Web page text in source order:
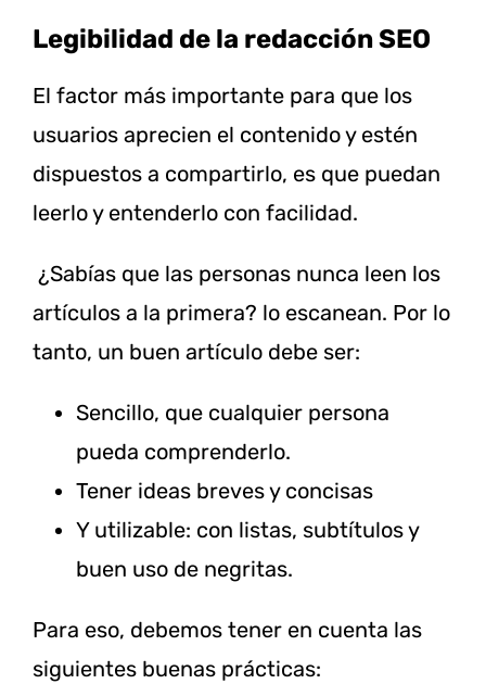
Legibilidad de la redacción SEO
El factor más importante para que los
usuarios aprecien el contenido y estén
dispuestos a compartirlo, es que puedan
leerlo y entenderlo con facilidad.
¿Sabías que las personas nunca leen los
artículos a la primera? lo escanean. Por lo
tanto, un buen artículo debe ser:
Sencillo, que cualquier persona
pueda comprenderlo.
Tener ideas breves y concisas
Y utilizable: con listas, subtítulos y
buen uso de negritas.
Para eso, debemos tener en cuenta las
siguientes buenas prácticas: